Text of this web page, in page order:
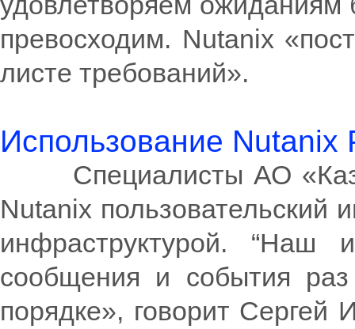
превосходим. Nutanix
листе требований».
Использование Nutanix
Специалисты АО
Nutanix пользовательский
инфраструктурой. “Наш
сообщения и события
порядке», говорит